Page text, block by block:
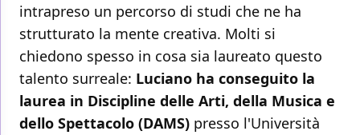
intrapreso un percorso di studi che ne ha
strutturato la mente creativa. Molti si
chiedono spesso in cosa sia laureato questo
talento surreale: Luciano ha conseguito la
laurea in Discipline delle Arti, della Musica e
dello Spettacolo (DAMS) presso l'Università